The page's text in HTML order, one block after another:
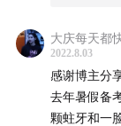
45:01- 【误
定比新鲜奶
52:00- 中国
大庆每天都
2022.8.03
感谢博主分
去年暑假备
颗蛀牙和一